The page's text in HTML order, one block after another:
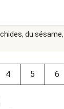
du
4 5 6